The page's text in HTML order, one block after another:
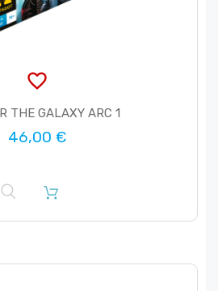
favorite_border
THE GALAXY ARC 1
46,00 €